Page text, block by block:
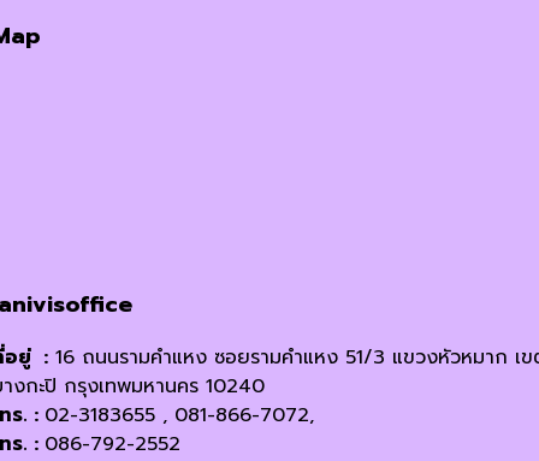
อยู่ : 16 ถนนรามคำแหง ซอยรามคำแหง 51/3 แขวงหัวหมาก เ
งกะปิ กรุงเทพมหานคร 10240
ร. : 02-3183655 , 081-866-7072,
ร. : 086-792-2552